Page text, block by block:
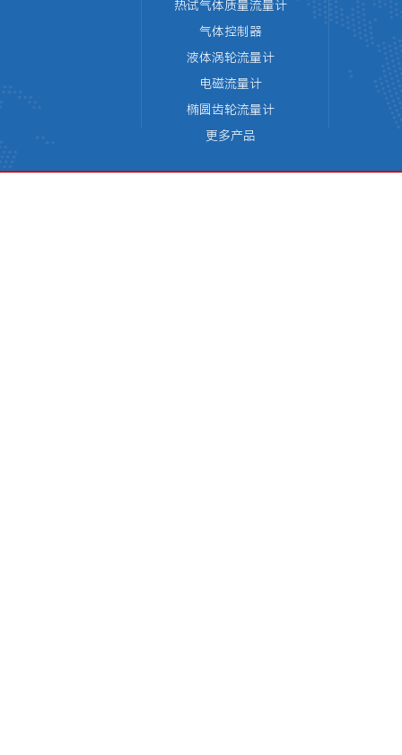
热试气体质量流量计
气体控制器
液体涡轮流量计
电磁流量计
椭圆齿轮流量计
更多产品